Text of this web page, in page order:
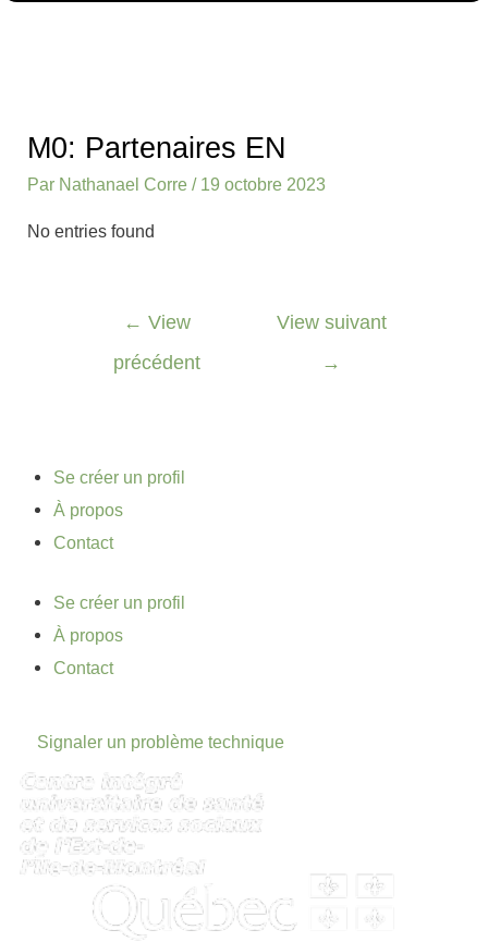
M0: Partenaires EN
Par Nathanael Corre/ 19 octobre 2023
No entries found
articles
← View
précédent
View suivant
→
Se créer un profil
À propos
Contact
Se créer un profil
À propos
Contact
Signaler un problème technique